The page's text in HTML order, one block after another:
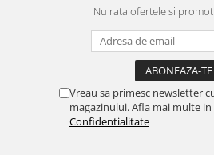
Nu rata ofertele si
Vreau sa primesc newsletter
magazinului. Afla mai multe in
Confidentialitate